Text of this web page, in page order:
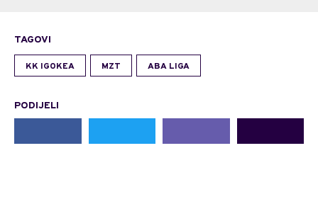
TAGOVI
KK IGOKEA MZT ABA LIGA
PODIJELI